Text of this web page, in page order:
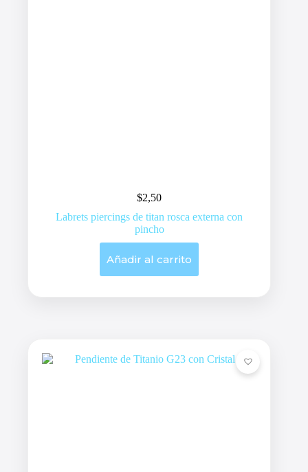
$2,50
Labrets piercings de titan rosca externa con
pincho
Añadir al carrito